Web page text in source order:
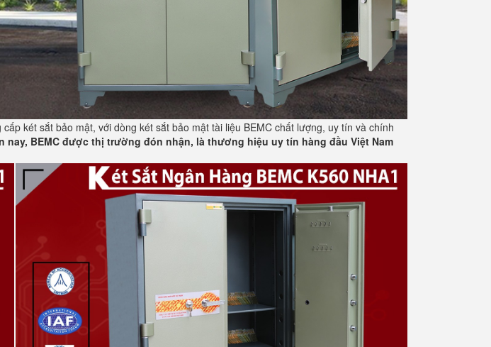
cấp két sắt bảo mật, với dòng két sắt bảo mật tài liệu BEMC chất lượng, uy tín và chính
nay, BEMC được thị trường đón nhận, là thương hiệu uy tín hàng đầu Việt Nam